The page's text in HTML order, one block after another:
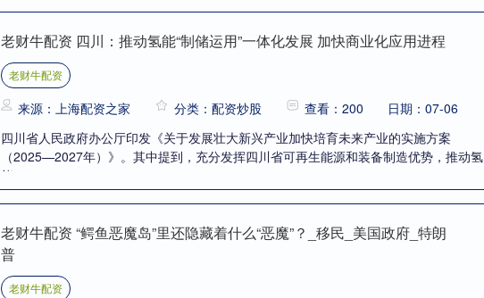
老财牛配资 四川：推动氢能“制储运用”一体化发展 加快商业化应用进程
老财牛配资
来源：上海配资之家 分类：配资炒股 查看：200
日期：07-06
四川省人民政府办公厅印发《关于发展壮大新兴产业加快培育未来产业的实施方案
（2025—2027年）》。其中提到，充分发挥四川省可再生能源和装备制造优势，推动氢
能“....
老财牛配资 “鳄鱼恶魔岛”里还隐藏着什么“恶魔”？_移民_美国政府_特朗
普
老财牛配资